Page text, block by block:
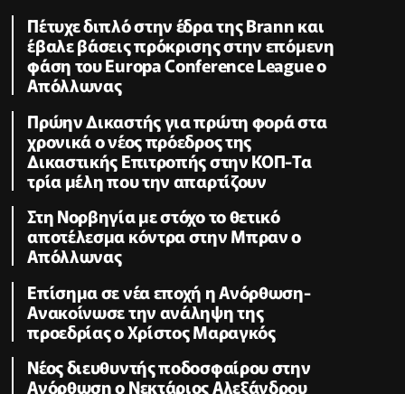
Πέτυχε διπλό στην έδρα της Brann και
έβαλε βάσεις πρόκρισης στην επόμενη
φάση του Europa Conference League ο
Απόλλωνας
Πρώην Δικαστής για πρώτη φορά στα
χρονικά ο νέος πρόεδρος της
Δικαστικής Επιτροπής στην ΚΟΠ-Τα
τρία μέλη που την απαρτίζουν
Στη Νορβηγία με στόχο το θετικό
αποτέλεσμα κόντρα στην Μπραν ο
Απόλλωνας
Επίσημα σε νέα εποχή η Ανόρθωση-
Ανακοίνωσε την ανάληψη της
προεδρίας ο Χρίστος Μαραγκός
Νέος διευθυντής ποδοσφαίρου στην
Ανόρθωση ο Νεκτάριος Αλεξάνδρου